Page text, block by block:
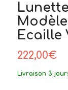
Ecaille
222,00€
Livraison 3